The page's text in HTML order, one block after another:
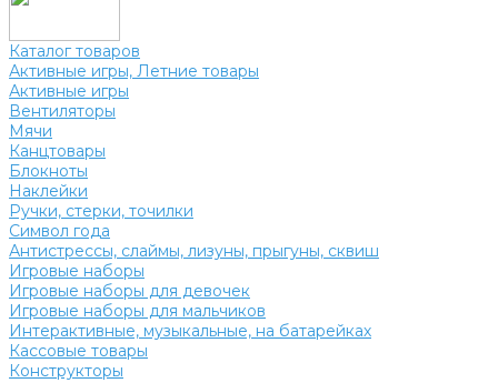
Каталог товаров
Активные игры, Летние товары
Активные игры
Вентиляторы
Мячи
Канцтовары
Блокноты
Наклейки
Ручки, стерки, точилки
Символ года
Антистрессы, слаймы, лизуны, прыгуны, сквиш
Игровые наборы
Игровые наборы для девочек
Игровые наборы для мальчиков
Интерактивные, музыкальные, на батарейках
Кассовые товары
Конструкторы